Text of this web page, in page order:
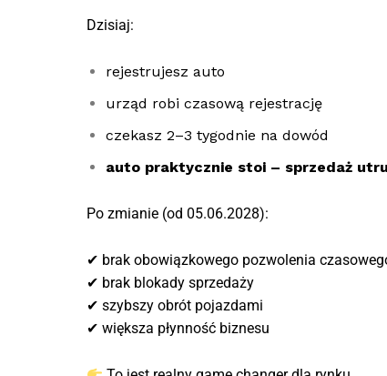
Dzisiaj:
rejestrujesz auto
urząd robi czasową rejestrację
czekasz 2–3 tygodnie na dowód
auto praktycznie stoi – sprzedaż
Po zmianie (od 05.06.2028):
✔ brak obowiązkowego pozwolenia
✔ brak blokady sprzedaży
✔ szybszy obrót pojazdami
✔ większa płynność biznesu